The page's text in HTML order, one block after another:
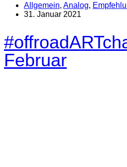
Allgemein, Analog,
31. Januar 2021
Februar